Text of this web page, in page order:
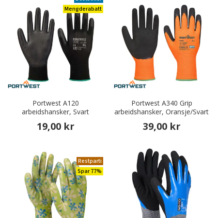
Mengderabatt
Portwest A120
arbeidshansker, Svart
19,00 kr
Portwest A340 Grip
arbeidshansker, Oransje/Svart
39,00 kr
Restparti
Spar 77%